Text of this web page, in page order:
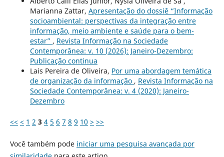
Marianna Zattar, Apresentação do dossiê “Informação
socioambiental: perspectivas da integração entre
informação, meio ambiente e saúde para o bem-
estar” , Revista Informação na Sociedade
Contemporânea: v. 10 (2026): Janeiro-Dezembro:
Publicação continua
Lais Pereira de Oliveira, Por uma abordagem temática
de organização da informação , Revista Informação na
Sociedade Contemporânea: v. 4 (2020): Janeiro-
Dezembro
<< < 1 2 3 4 5 6 7 8 9 10 > >>
Você também pode iniciar uma pesquisa avançada por